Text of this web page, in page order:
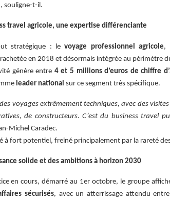
souligne-t-il.
travel agricole, une expertise différenciante
stratégique : levoyage professionnel agricole,
en 2018 et désormais intégrée au périmètre
génère entre 4 et 5 millions d’euros de chiffre
leader national sur ce segment très spécifique.
voyages extrêmement techniques, avec des
de constructeurs. C’est du business travel
Michel Caradec.
à fort potentiel, freiné principalement par la rareté
solide et des ambitions à horizon 2030
en cours, démarré au 1er octobre, le groupe
sécurisés, avec un atterrissage attendu